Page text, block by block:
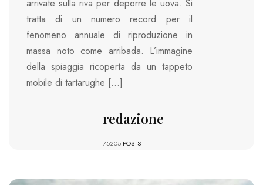
arrivate sulla riva per deporre le uova. Si
tratta di un numero record per il
fenomeno annuale di riproduzione in
massa noto come arribada. L’immagine
della spiaggia ricoperta da un tappeto
mobile di tartarughe […]
redazione
75205 POSTS